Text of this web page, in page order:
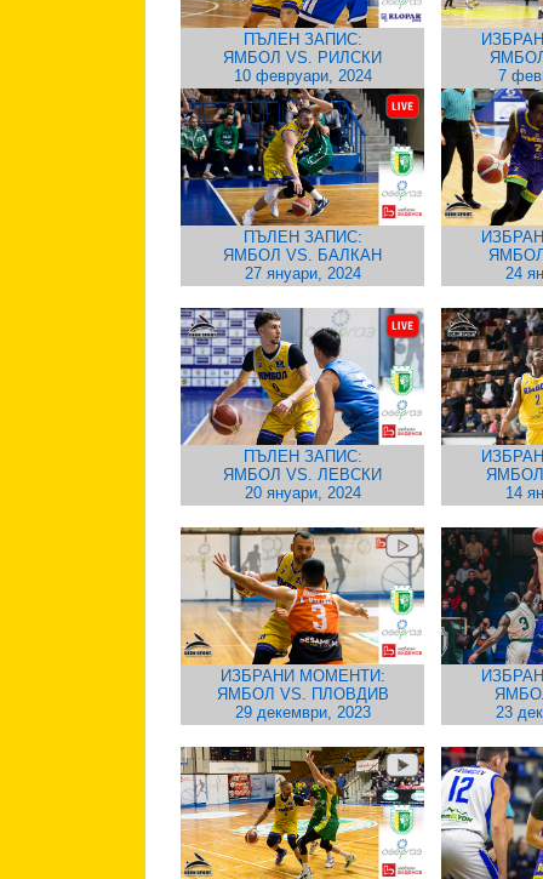
ПЪЛЕН ЗАПИС:
ЯМБОЛ VS. РИЛСКИ
10 февруари, 2024
7
ПЪЛЕН ЗАПИС:
ЯМБОЛ VS. БАЛКАН
27 януари, 2024
24
ПЪЛЕН ЗАПИС:
ЯМБОЛ VS. ЛЕВСКИ
20 януари, 2024
ЯМБОЛ
14
ИЗБРАНИ МОМЕНТИ:
ЯМБОЛ VS. ПЛОВДИВ
29 декември, 2023
23